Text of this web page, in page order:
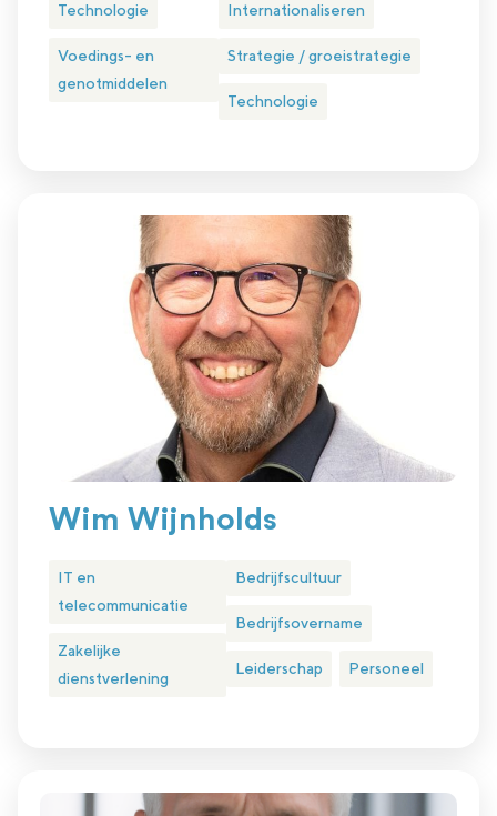
Technologie
Voedings- en
genotmiddelen
Internationaliseren
Strategie / groeistrategie
Technologie
Wim Wijnholds
IT en
telecommunicatie
Zakelijke
dienstverlening
Bedrijfscultuur
Bedrijfsovername
Leiderschap Personeel